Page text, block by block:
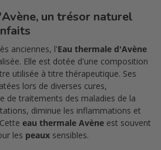
, un trésor naturel
anciennes, l'Eau thermale d'Avène
Elle est dotée d'une composition
utilisée à titre thérapeutique. Ses
lors de diverses cures,
de traitements des maladies de la
diminue les inflammations et
eau thermale Avène est souvent
les peaux sensibles.